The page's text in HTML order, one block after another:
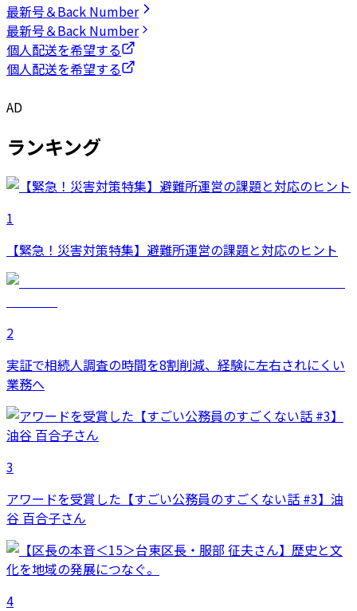
最新号＆Back Number
最新号＆Back Number
個人配送を希望する
個人配送を希望する
AD
ランキング
1
【緊急！災害対策特集】避難所運営の課題と対応のヒント
2
実証で相続人調査の時間を8割削減、経験に左右されにくい
業務へ
3
アワードを受賞した【すごい公務員のすごくない話 #3】油
谷 百合子さん
4